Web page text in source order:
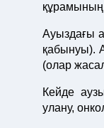
құрамының
Ауыздағы
қабынуы).
(олар
Кейде
улану,